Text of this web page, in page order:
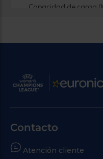
Capacidad de carga
Contacto
Atención cliente